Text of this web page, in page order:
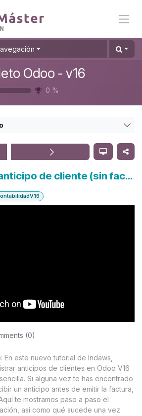
Odoo - v16
0 %
Pago de un anticipo de cliente (sin factura)
(0)
este nuevo tutorial de Indaws,
anticipos de clientes en Odoo V16
Si alguna vez te has encontrado
un anticipo antes de emitir la factura,
te mostramos paso a paso el
así como qué sucede una vez